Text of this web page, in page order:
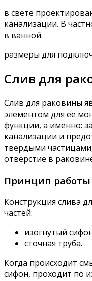
в свете
канализации. В
в ванной.
размеры для
Слив для
Слив для раковины
элементом для ее
функции, а именно:
канализации и
твердыми
отверстие в
Принцип
Конструкция слива
частей:
изогнутый
сточная труба.
Когда происходит
сифон, проходит по